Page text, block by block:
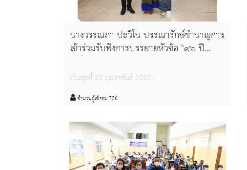
นางวรรณภา ปะวิโน บรรณารักษ์ชำนาญการ
เข้าร่วมรับฟังการบรรยายหัวข้อ "๙๖ ปี
เรื่องเล่าจากภาพถ่าย ในวาระครบรอบ ๙๖
ปี พระบาทสมเด็จพระปกเกล้าเจ้าอยู่หัว และ
สมเด็จพระนางเจ้ารำไพพรรณี พระบรม
พุทธศักราช ๒๔๖๙"
(วันพุธที่ 23 กุมภาพันธ์ 2565)
จำนวนผู้เข้าชม 726